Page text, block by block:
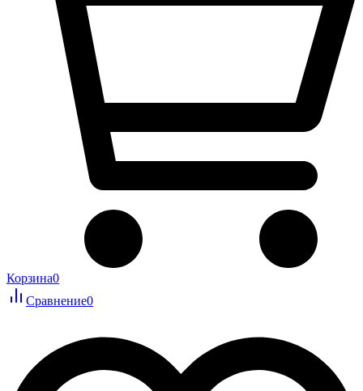
Корзина0
Сравнение0